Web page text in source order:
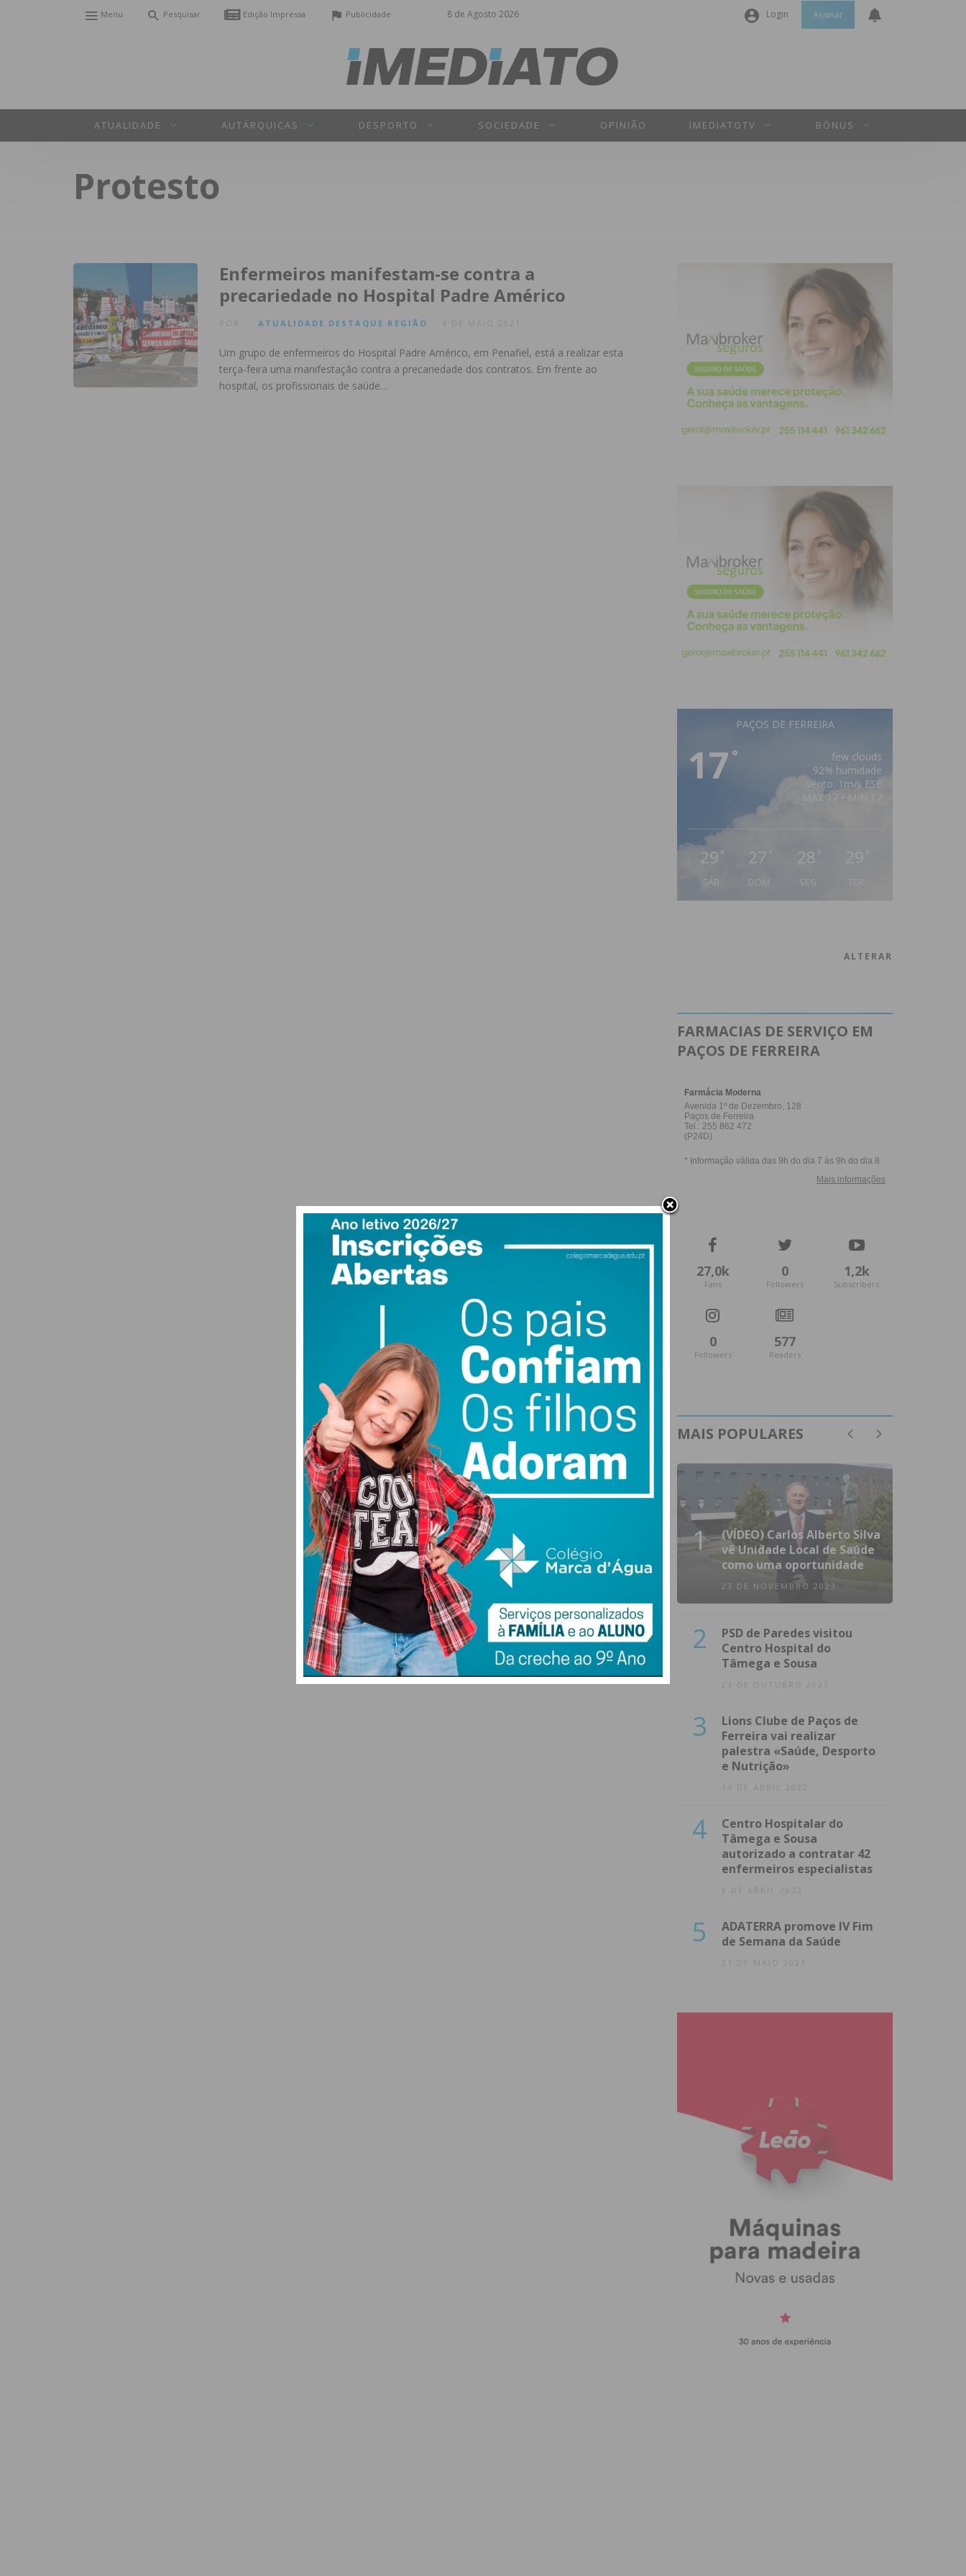
8 de Agosto 2026
Menu Pesquisar Edição Impressa Publicidade Login Assinar
ATUALIDADE AUTÁRQUICAS DESPORTO SOCIEDADE OPINIÃO IMEDIATOTV BÓNUS
Protesto
Enfermeiros manifestam-se contra a
precariedade no Hospital Padre Américo
ATUALIDADE DESTAQUE REGIÃO 4 DE MAIO 2021
Um grupo de enfermeiros do Hospital Padre Américo, em Penafiel, está a realizar esta
terça-feira uma manifestação contra a precariedade dos contratos. Em frente ao
hospital, os profissionais de saúde…
PAÇOS DE FERREIRA
17 °
few clouds
92% humidade
vento: 1m/s ESE
MAX 17 • MIN 17
29 °
SÁB
27 °
DOM
28 °
SEG
29 °
ALTERAR
FARMACIAS DE SERVIÇO EM
PAÇOS DE FERREIRA
27,0k
Fans
0
Followers
1,2k
Subscribers
0
Followers
577
Readers
MAIS POPULARES
1
(VÍDEO) Carlos Alberto Silva
vê Unidade Local de Saúde
como uma oportunidade
23 DE NOVEMBRO 2023
2
PSD de Paredes visitou
Centro Hospital do
Tâmega e Sousa
23 DE OUTUBRO 2023
3
Lions Clube de Paços de
Ferreira vai realizar
palestra «Saúde, Desporto
e Nutrição»
14 DE ABRIL 2022
4
Centro Hospitalar do
Tâmega e Sousa
autorizado a contratar 42
enfermeiros especialistas
8 DE ABRIL 2022
5
ADATERRA promove IV Fim
de Semana da Saúde
21 DE MAIO 2021